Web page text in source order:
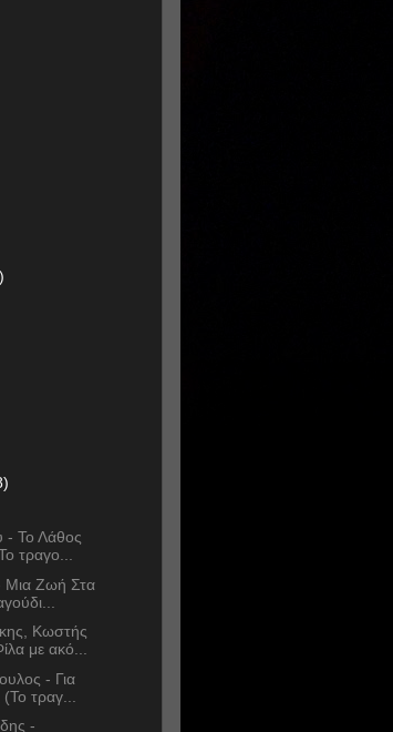
- Το Λάθος
τραγο...
Μια Ζωή Στα
Κωστής
με ακό...
- Για
τραγ...
-